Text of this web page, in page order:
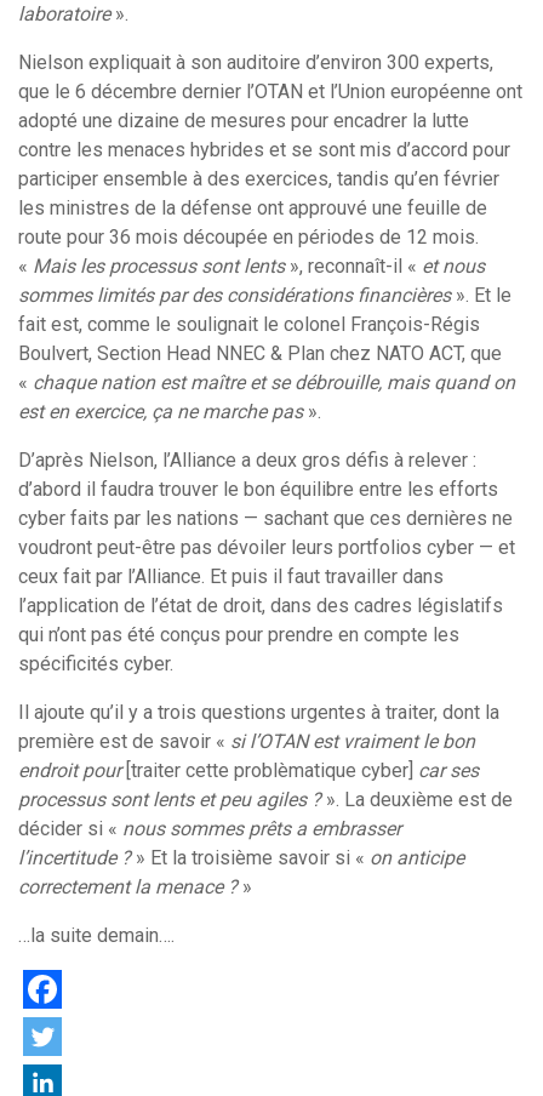
laboratoire».
Nielson expliquait à son auditoire d’environ 300 experts,
que le 6 décembre dernier l’OTAN et l’Union européenne ont
adopté une dizaine de mesures pour encadrer la lutte
contre les menaces hybrides et se sont mis d’accord pour
participer ensemble à des exercices, tandis qu’en février
les ministres de la défense ont approuvé une feuille de
route pour 36 mois découpée en périodes de 12 mois.
« Mais les processus sont lents», reconnaît-il « et nous
sommes limités par des considérations financières». Et le
fait est, comme le soulignait le colonel François-Régis
Boulvert, Section Head NNEC & Plan chez NATO ACT, que
« chaque nation est maître et se débrouille, mais quand on
est en exercice, ça ne marche pas».
D’après Nielson, l’Alliance a deux gros défis à relever :
d’abord il faudra trouver le bon équilibre entre les efforts
cyber faits par les nations — sachant que ces dernières ne
voudront peut-être pas dévoiler leurs portfolios cyber — et
ceux fait par l’Alliance. Et puis il faut travailler dans
l’application de l’état de droit, dans des cadres législatifs
qui n’ont pas été conçus pour prendre en compte les
spécificités cyber.
Il ajoute qu’il y a trois questions urgentes à traiter, dont la
première est de savoir « si l’OTAN est vraiment le bon
endroit pour [traiter cette problèmatique cyber] car ses
processus sont lents et peu agiles ?». La deuxième est de
décider si « nous sommes prêts a embrasser
l’incertitude ?» Et la troisième savoir si « on anticipe
correctement la menace ?»
…la suite demain….